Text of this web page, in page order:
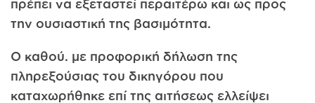
πρέπει να εξεταστεί περαιτέρω και ως προς
την ουσιαστική της βασιμότητα.
Ο καθού. με προφορική δήλωση της
πληρεξούσιας του δικηγόρου που
καταχωρήθηκε επί της αιτήσεως ελλείψει